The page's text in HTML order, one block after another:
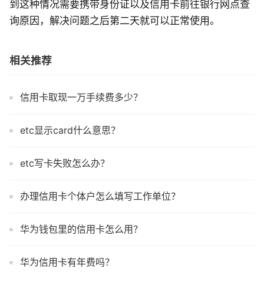
到这种情况需要携带身份证以及信用卡前往银行网点查
询原因，解决问题之后第二天就可以正常使用。
相关推荐
信用卡取现一万手续费多少？
etc显示card什么意思？
etc写卡失败怎么办？
办理信用卡个体户怎么填写工作单位？
华为钱包里的信用卡怎么用？
华为信用卡有年费吗？